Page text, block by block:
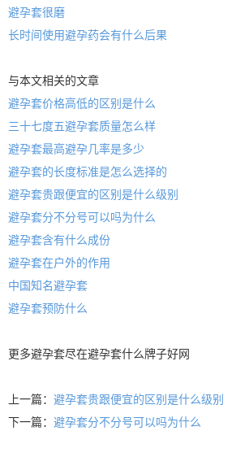
避孕套很磨
长时间使用避孕药会有什么后果
与本文相关的文章
避孕套价格高低的区别是什么
三十七度五避孕套质量怎么样
避孕套最高避孕几率是多少
避孕套的长度标准是怎么选择的
避孕套贵跟便宜的区别是什么级别
避孕套分不分号可以吗为什么
避孕套含有什么成份
避孕套在户外的作用
中国知名避孕套
避孕套预防什么
更多避孕套尽在避孕套什么牌子好网
上一篇： 避孕套贵跟便宜的区别是什么级别
下一篇： 避孕套分不分号可以吗为什么